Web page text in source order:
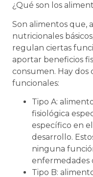
¿Qué son los
Son alimentos que,
nutricionales
regulan ciertas
aportar beneficios
consumen. Hay dos
funcionales:
Tipo A:
fisiológica
específico en
desarrollo.
ninguna
enfermedades
Tipo B: